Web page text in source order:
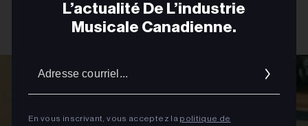
L’actualité De L’industrie
Musicale Canadienne.
En vous inscrivant, vous acceptez la politique de